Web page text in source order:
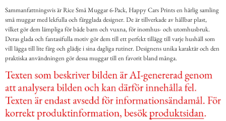
Sammanfattningsvis är Rice Små Muggar 6-Pack, Happy Cars Prints en härlig samling
små muggar med lekfulla och färgglada designer. De är tillverkade av hållbar plast,
vilket gör dem lämpliga för både barn och vuxna, för inomhus- och utomhusbruk.
Deras glada och fantasifulla motiv gör dem till ett perfekt tillägg till varje hushåll som
vill lägga till lite färg och glädje i sina dagliga rutiner. Designens unika karaktär och den
praktiska användningen gör dessa muggar till en favorit bland många.